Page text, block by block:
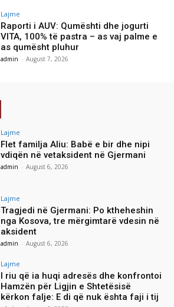
Lajme
Raporti i AUV: Qumështi dhe jogurti
VITA, 100% të pastra – as vaj palme e
as qumësht pluhur
admin - August 7, 2026
Lajme
Flet familja Aliu: Babë e bir dhe nipi
vdiqën në vetaksident në Gjermani
admin - August 6, 2026
Lajme
Tragjedi në Gjermani: Po ktheheshin
nga Kosova, tre mërgimtarë vdesin në
aksident
admin - August 6, 2026
Lajme
I riu që ia huqi adresës dhe konfrontoi
Hamzën për Ligjin e Shtetësisë
kërkon falje: E di që nuk ështa faji i tij